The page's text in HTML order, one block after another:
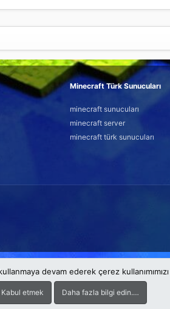
Minecraft Türk Sunucuları
minecraft sunucuları
minecraft server
minecraft türk sunucuları
devam ederek çerez
Kabul etmek Daha fazla bilgi edin.…